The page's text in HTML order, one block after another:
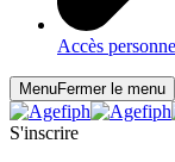
Accès
MenuFermer le menu
S'inscrire